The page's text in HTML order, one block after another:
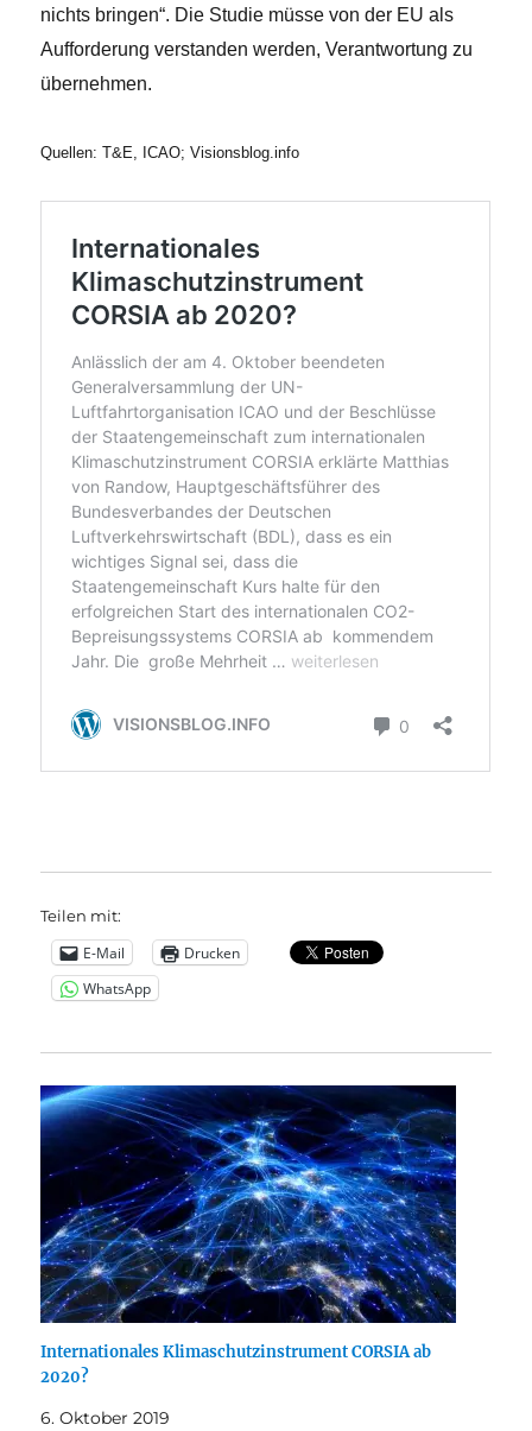
nichts bringen“. Die Studie müsse von der EU als
Aufforderung verstanden werden, Verantwortung zu
übernehmen.
Quellen: T&E, ICAO; Visionsblog.info
Teilen mit:
E-Mail
Drucken
WhatsApp
Internationales Klimaschutzinstrument CORSIA ab
2020?
6. Oktober 2019